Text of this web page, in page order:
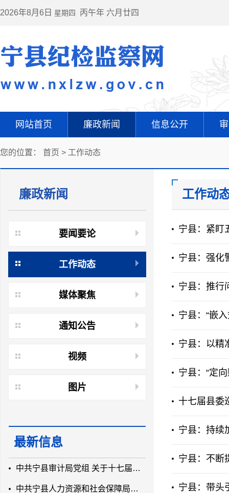
2026年8月6日 星期四 丙午年 六月廿四
网站首页 廉政新闻 信息公开
您的位置： 首页 > 工作动态
廉政新闻
要闻要论
工作动态
媒体聚焦
通知公告
视频
图片
最新信息
中共宁县审计局党组 关于十七届县委第七轮巡察反馈意见整改落实进展情况的通报
中共宁县人力资源和社会保障局党组 关于十七届县委第七轮巡察反馈意见整改落实进展情况的通报
工作动
宁县：紧盯
宁县：强化
宁县：推行
宁县：“嵌
宁县：以精
宁县：“定
十七届县委
宁县：持续
宁县：不断
宁县：带头